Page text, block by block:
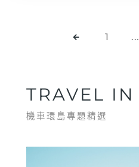
1 ...
TRAVEL IN
機車環島專題精選